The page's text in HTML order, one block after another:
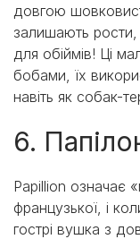
довгою
залишають рости,
для обіймів! Ці
бобами, їх
навіть як собак-
6.
Papillion означає
французької, і
гострі вушка з